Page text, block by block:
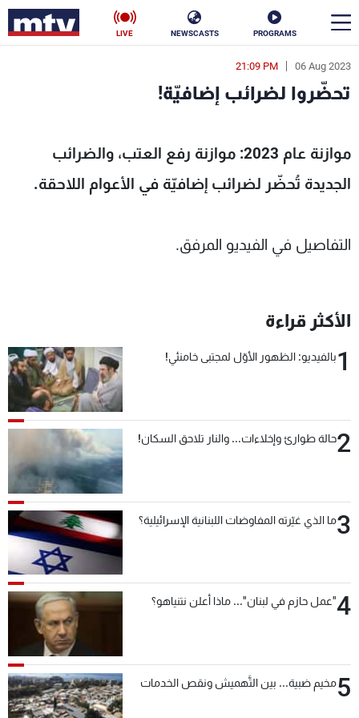
PROGRAMS
NEWSCASTS
LIVE
06 Aug 2023
21:09 PM
تحضّروا لضرائب إضافيّة!
موازنة عام 2023: موازنة رفع العتب، والضرائب
الجديدة تُحضّر لضرائب إضافيّة في الأعوام اللاحقة.
التفاصيل في الفيديو المرفق.
الأكثر قراءة
1بالفيديو: الظهور الأوّل لمجتبى خامنئي!
2حالة طوارئ وإخلاءات... والنار تلاحق السكان!
3ما الذي غيّرته المفاوضات اللبنانية الإسرائيلية؟
4"عمل حازم في لبنان"... ماذا أعلن نتنياهو؟
5مخيم ضبية... بين التَّهميش ونقص الخدمات
en
الأخبار
سياسة ناس
إقتصاد فن
كأس العالم
البرامج
جدول البرامج
عن MTV
شروط الإسـتخدام
سياسة الخصوصية